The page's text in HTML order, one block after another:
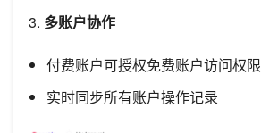
3. 多账户协作
付费账户可授权免费账户访问权限
实时同步所有账户操作记录